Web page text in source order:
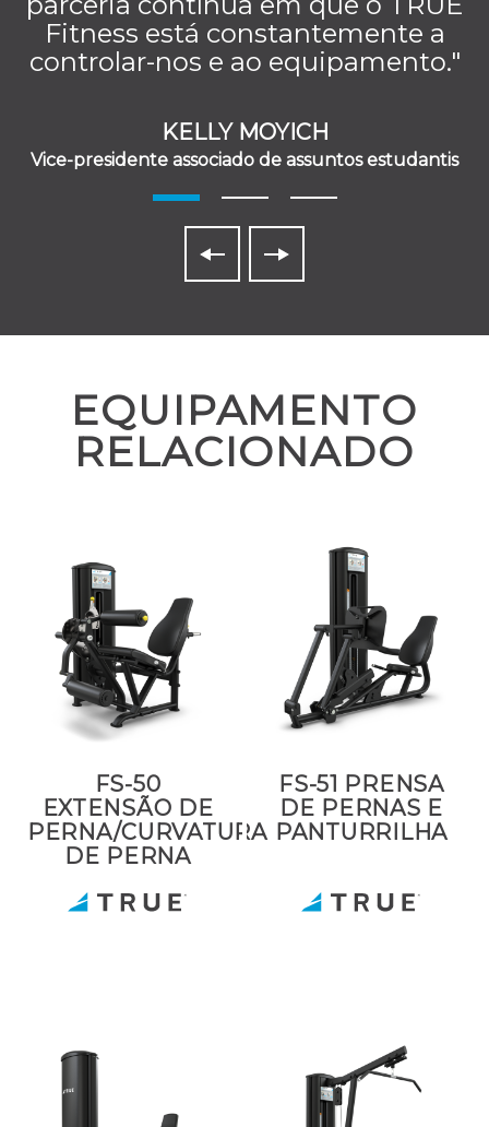
Fitness está constantemente a
controlar-nos e ao equipamento."
KELLY MOYICH
Vice-presidente associado de assuntos estudantis
EQUIPAMENTO
RELACIONADO
FS-50
EXTENSÃO DE
PERNA/CURVATURA
DE PERNA
FS-51 PRENSA
DE PERNAS E
PANTURRILHA